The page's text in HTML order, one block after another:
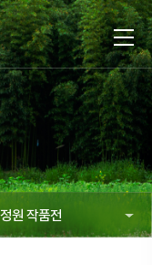
원 작품전